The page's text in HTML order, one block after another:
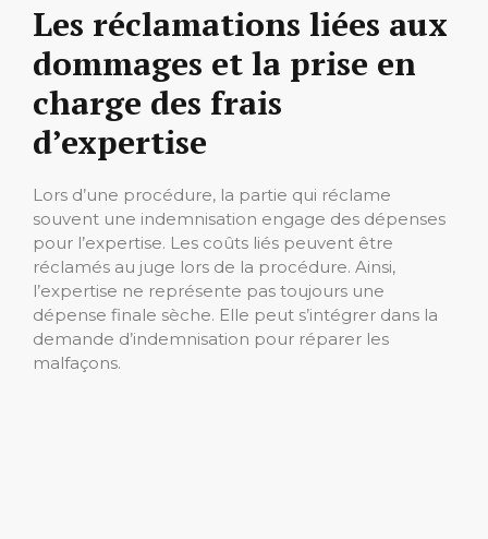
Les réclamations liées aux
dommages et la prise en
charge des frais
d’expertise
Lors d’une procédure, la partie qui réclame
souvent une indemnisation engage des dépenses
pour l’expertise. Les coûts liés peuvent être
réclamés au juge lors de la procédure. Ainsi,
l’expertise ne représente pas toujours une
dépense finale sèche. Elle peut s’intégrer dans la
demande d’indemnisation pour réparer les
malfaçons.